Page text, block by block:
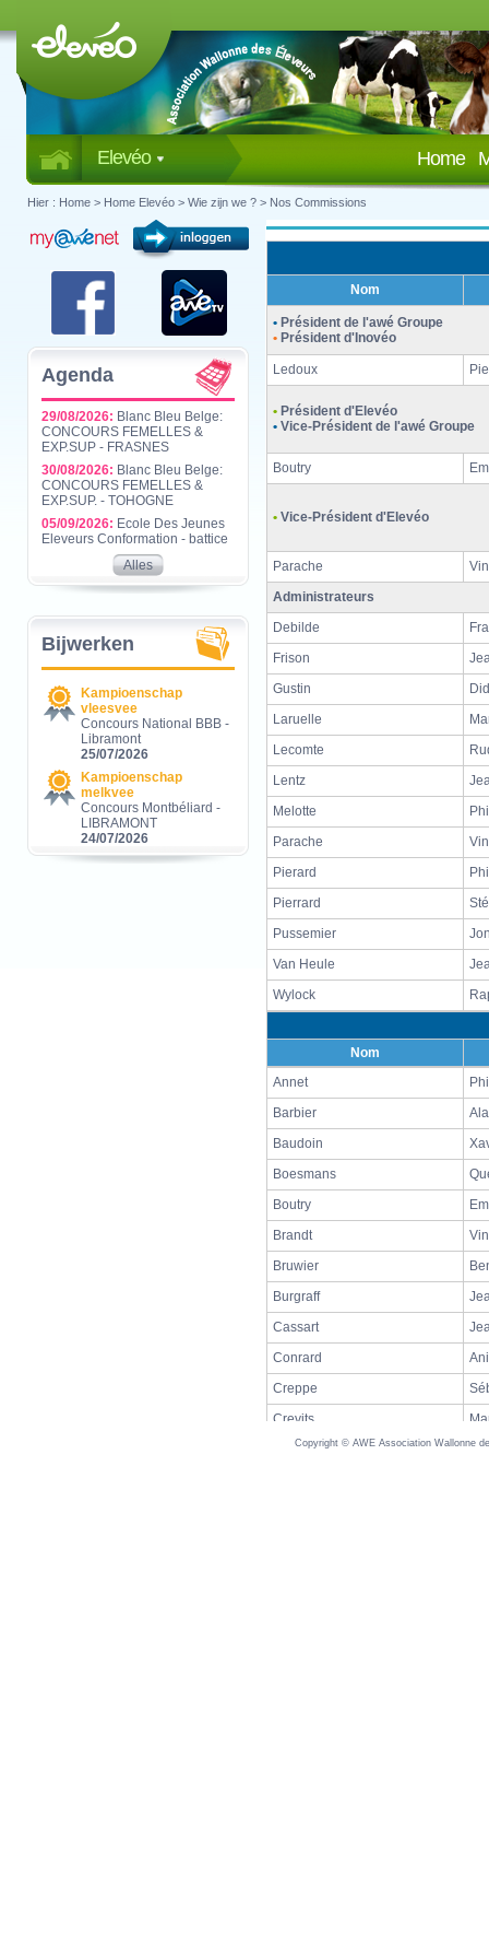
Elevéo Home
Hier : Home > Home Elevéo > Wie zijn we ? > Nos Commissions
Agenda
29/08/2026: Blanc Bleu Belge:
CONCOURS FEMELLES &
EXP.SUP - FRASNES
30/08/2026: Blanc Bleu Belge:
CONCOURS FEMELLES &
EXP.SUP. - TOHOGNE
05/09/2026: Ecole Des Jeunes
Eleveurs Conformation - battice
Alles
Bijwerken
Kampioenschap
vleesvee
Concours National BBB -
Libramont
25/07/2026
Kampioenschap
melkvee
Concours Montbéliard -
LIBRAMONT
24/07/2026
Nom
• Président de l'awé Groupe
• Président d'Inovéo
Ledoux
• Président d'Elevéo
• Vice-Président de l'awé Groupe
Boutry
• Vice-Président d'Elevéo
Parache
Administrateurs
Debilde
Frison
Gustin
Laruelle
Lecomte
Lentz
Melotte
Parache
Pierard
Pierrard
Pussemier
Van Heule
Wylock
Nom
Annet
Barbier
Baudoin
Boesmans
Boutry
Brandt
Bruwier
Burgraff
Cassart
Conrard
Creppe
Crevits
Crevits
Rik
Copyright © AWE Association Wallonne